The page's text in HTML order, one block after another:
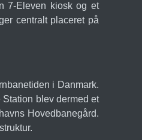
7-Eleven kiosk og et
centralt placeret på
i Danmark.
blev dermed et
Hovedbanegård.